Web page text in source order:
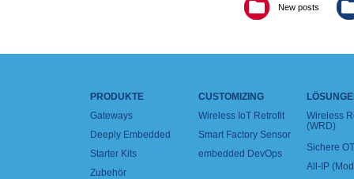
New posts
PRODUKTE
Gateways
Deeply Embedded
Starter Kits
Zubehör
CUSTOMIZING
Wireless IoT Retrofit
Smart Factory Sensor
embedded DevOps
Wireless
(WRD)
Sichere
All-IP